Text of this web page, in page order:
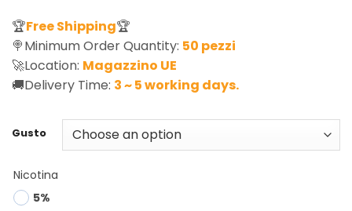
🏆Free Shipping🏆
🍭Minimum Order Quantity: 50 pezzi
🚀Location: Magazzino UE
🚚Delivery Time: 3 ~ 5 working days.
Gusto
Nicotina
5%